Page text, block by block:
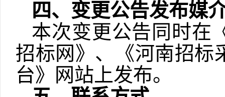
四、变更公告发布媒
本次变更公告同时在
招标网》、《河南招标
台》网站上发布。